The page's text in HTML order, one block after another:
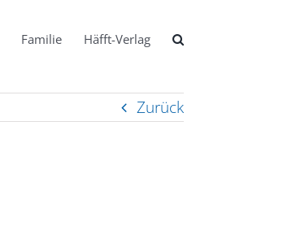
Familie Häfft-Verlag
Zurück